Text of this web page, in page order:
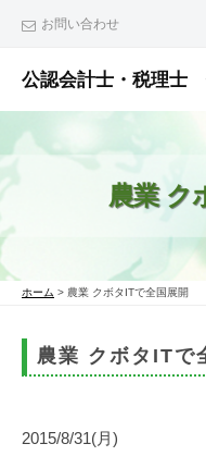
へ
ス
ッ
プ
お問い合わせ
公認会計士・税理士
公
認
理
佐
宏
農業 ク
ホーム > 農業 クボタITで全国展開
農業 クボタITで
2015/8/31(月)